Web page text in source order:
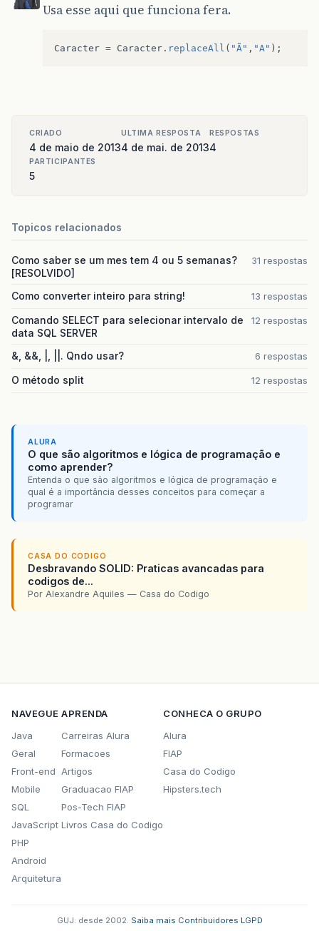
Usa esse aqui que funciona fera.
Caracter = Caracter . replaceAll ( "Ã" , "A" );
CRIADO
4 de maio de 2013
ULTIMA RESPOSTA
4 de mai. de 2013
RESPOSTAS
4
PARTICIPANTES
5
Topicos relacionados
Como saber se um mes tem 4 ou 5 semanas?
[RESOLVIDO]
31 respostas
Como converter inteiro para string! 13 respostas
Comando SELECT para selecionar intervalo de
data SQL SERVER
12 respostas
&, &&, |, ||. Qndo usar? 6 respostas
O método split 12 respostas
ALURA
O que são algoritmos e lógica de programação e
como aprender?
Entenda o que são algoritmos e lógica de programação e
qual é a importância desses conceitos para começar a
programar
CASA DO CODIGO
Desbravando SOLID: Praticas avancadas para
codigos de...
Por Alexandre Aquiles — Casa do Codigo
NAVEGUE
Java
Geral
Front-end
Mobile
SQL
JavaScript
PHP
Android
Arquitetura
APRENDA
Carreiras Alura
Formacoes
Artigos
Graduacao FIAP
Pos-Tech FIAP
Livros Casa do Codigo
CONHECA O GRUPO
Alura
FIAP
Casa do Codigo
Hipsters.tech
GUJ: desde 2002. Saiba mais Contribuidores LGPD